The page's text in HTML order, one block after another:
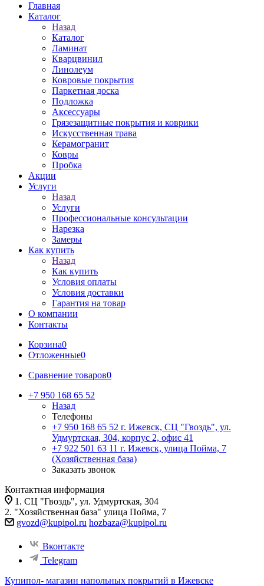
Главная
Каталог
Назад
Каталог
Ламинат
Кварцвинил
Линолеум
Ковровые покрытия
Паркетная доска
Подложка
Аксессуары
Грязезащитные покрытия и коврики
Искусственная трава
Керамогранит
Ковры
Пробка
Акции
Услуги
Назад
Услуги
Профессиональные консультации
Нарезка
Замеры
Как купить
Назад
Как купить
Условия оплаты
Условия доставки
Гарантия на товар
О компании
Контакты
Корзина0
Отложенные0
Сравнение товаров0
+7 950 168 65 52
Назад
Телефоны
+7 950 168 65 52 г. Ижевск, СЦ "Гвоздь", ул.
Удмуртская, 304, корпус 2, офис 41
+7 922 501 63 11 г. Ижевск, улица Пойма, 7
(Хозяйственная база)
Заказать звонок
Контактная информация
1. СЦ "Гвоздь", ул. Удмуртская, 304
2. "Хозяйственная база" улица Пойма, 7
gvozd@kupipol.ru hozbaza@kupipol.ru
Вконтакте
Telegram
Купипол- магазин напольных покрытий в Ижевске